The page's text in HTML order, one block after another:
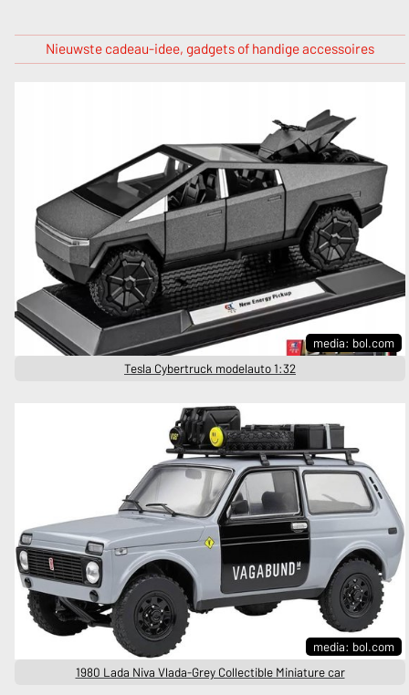
Nieuwste cadeau-idee, gadgets of handige accessoires
media: bol.com
Tesla Cybertruck modelauto 1:32
media: bol.com
1980 Lada Niva Vlada-Grey Collectible Miniature car